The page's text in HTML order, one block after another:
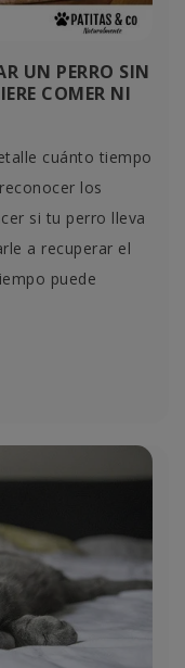
UN PERRO SIN
COMER NI
cuánto tiempo
los
si tu perro lleva
a recuperar el
puede